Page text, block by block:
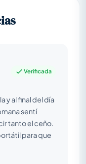
Verificada
y al final del día
sentí
tanto el ceño.
para que